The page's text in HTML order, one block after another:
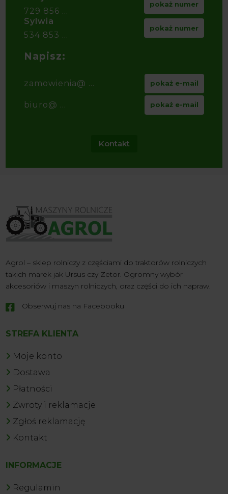
729 856 ...
pokaż numer
Sylwia
534 853 ...
pokaż numer
Napisz:
zamowienia@ ... pokaż e-mail
biuro@ ... pokaż e-mail
Kontakt
Agrol – sklep rolniczy z częściami do traktorów rolniczych
takich marek jak Ursus czy Zetor. Ogromny wybór
akcesoriów i maszyn rolniczych, oraz części do ich napraw.
 Obserwuj nas na Facebooku
STREFA KLIENTA
Moje konto
Dostawa
Płatności
Zwroty i reklamacje
Zgłoś reklamację
Kontakt
INFORMACJE
Regulamin